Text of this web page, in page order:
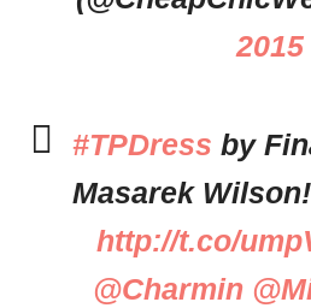
2015
#TPDress by
Masarek
http://t.co/
@Charmin